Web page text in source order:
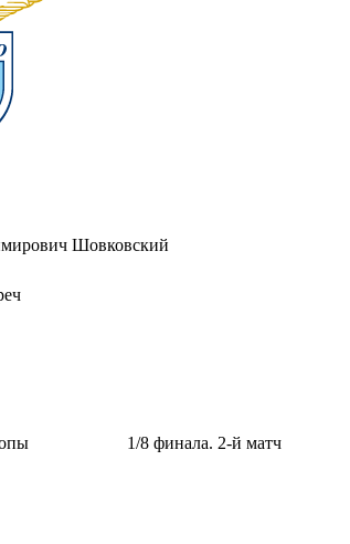
Шовковский
1/8 финала. 2-й матч